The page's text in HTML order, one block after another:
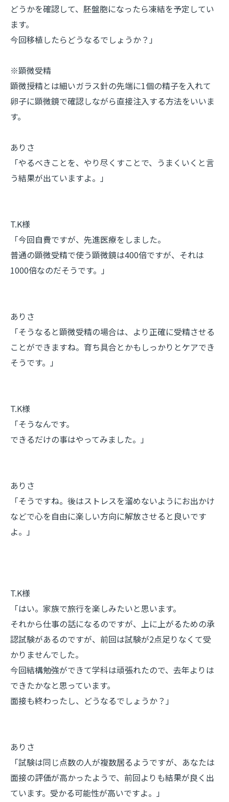
どうかを確認して、胚盤胞になったら凍結を予定してい
ます。
今回移植したらどうなるでしょうか？」
※顕微受精
顕微授精とは細いガラス針の先端に1個の精子を入れて
卵子に顕微鏡で確認しながら直接注入する方法をいいま
す。
ありさ
「やるべきことを、やり尽くすことで、うまくいくと言
う結果が出ていますよ。」
T.K様
「今回自費ですが、先進医療をしました。
普通の顕微受精で使う顕微鏡は400倍ですが、それは
1000倍なのだそうです。」
ありさ
「そうなると顕微受精の場合は、より正確に受精させる
ことができますね。育ち具合とかもしっかりとケアでき
そうです。」
T.K様
「そうなんです。
できるだけの事はやってみました。」
ありさ
「そうですね。後はストレスを溜めないようにお出かけ
などで心を自由に楽しい方向に解放させると良いです
よ。」
T.K様
「はい。家族で旅行を楽しみたいと思います。
それから仕事の話になるのですが、上に上がるための承
認試験があるのですが、前回は試験が2点足りなくて受
かりませんでした。
今回結構勉強ができて学科は頑張れたので、去年よりは
できたかなと思っています。
面接も終わったし、どうなるでしょうか？」
ありさ
「試験は同じ点数の人が複数居るようですが、あなたは
面接の評価が高かったようで、前回よりも結果が良く出
ています。受かる可能性が高いですよ。」